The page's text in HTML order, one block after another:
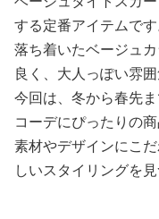
する定番アイテムです
落ち着いたベージュ
良く、大人っぽい雰
今回は、冬から春先
コーデにぴったりの
素材やデザインにこ
しいスタイリングを見